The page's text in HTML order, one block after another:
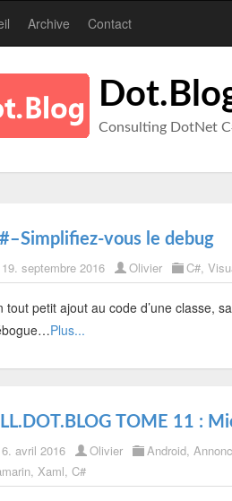
Archive Contact
Consulting DotNet
vous le debug
19. septembre 2016 Olivier C#,
tout petit ajout au code d’une classe,
Plus...
TOME 11 :
6. avril 2016 Olivier Android,
, Xaml, C#